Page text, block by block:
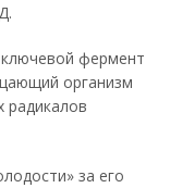
фермент
организм
радикалов
за его